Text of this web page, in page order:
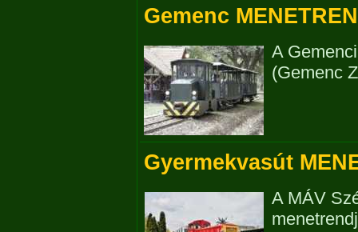
Gemenc
A
(Gemenc
Gyermekvasút
A MÁV